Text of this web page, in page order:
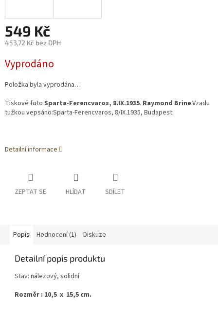
549 Kč
453,72 Kč bez DPH
cena:
Vyprodáno
Položka byla vyprodána…
Tiskové foto Sparta-Ferencvaros, 8.IX.1935. Raymond Brine.Vzadu
tužkou vepsáno:Sparta-Ferencvaros, 8/IX.1935, Budapest.
Detailní informace
ZEPTAT SE HLÍDAT SDÍLET
Popis Hodnocení (1) Diskuze
Detailní popis produktu
Stav: nálezový, solidní
Rozměr : 10,5 x 15,5 cm.